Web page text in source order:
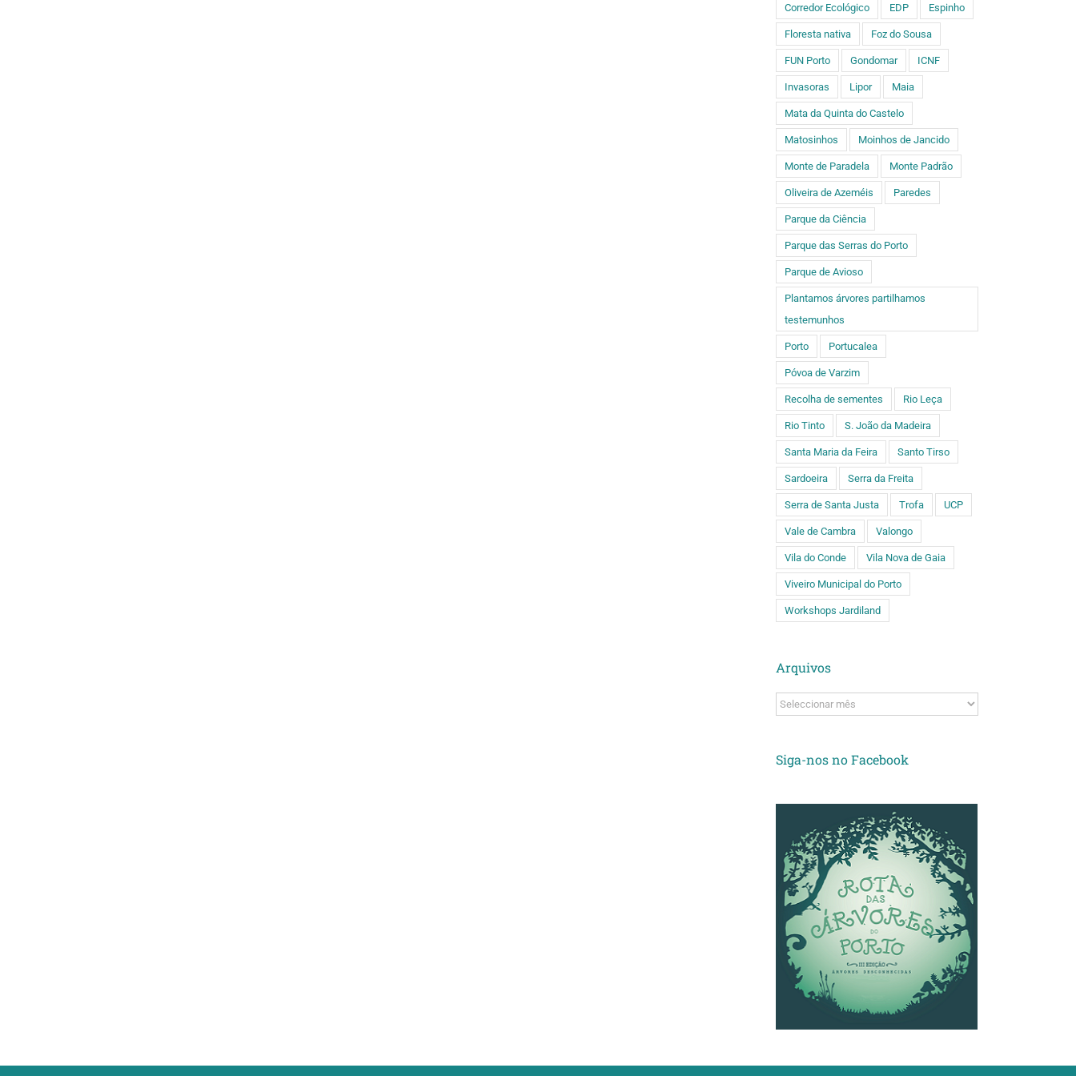
Corredor Ecológico EDP Espinho
Floresta nativa Foz do Sousa
FUN Porto Gondomar ICNF
Invasoras Lipor Maia
Mata da Quinta do Castelo
Matosinhos Moinhos de Jancido
Monte de Paradela Monte Padrão
Oliveira de Azeméis Paredes
Parque da Ciência
Parque das Serras do Porto
Parque de Avioso
Plantamos árvores partilhamos
testemunhos
Porto Portucalea
Póvoa de Varzim
Recolha de sementes Rio Leça
Rio Tinto S. João da Madeira
Santa Maria da Feira Santo Tirso
Sardoeira Serra da Freita
Serra de Santa Justa Trofa UCP
Vale de Cambra Valongo
Vila do Conde Vila Nova de Gaia
Viveiro Municipal do Porto
Workshops Jardiland
Arquivos
Arquivos
Siga-nos no Facebook